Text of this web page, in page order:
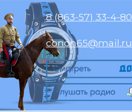
8 (863-57) 33-4-80
conon65@mail.ru